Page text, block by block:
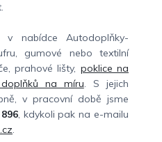
nabídce Autodoplňky-
gumové nebo textilní
prahové lišty, poklice na
na míru. S jejich
v pracovní době jsme
, kdykoli pak na e-mailu
.